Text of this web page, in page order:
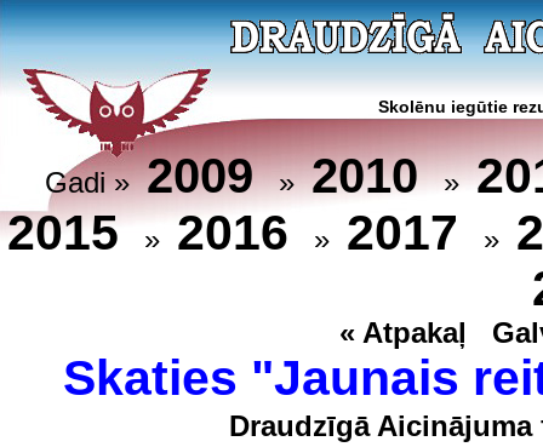
Skolēnu iegūtie
Gadi »2009»2010»
2015 » 2016 » 2017 »
« Atpakaļ
Skaties "Jaunais
Draudzīgā